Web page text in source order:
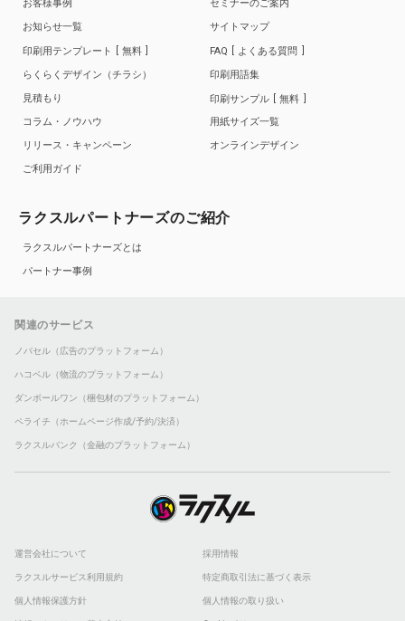
お客様事例
お知らせ一覧
印刷用テンプレート
無料
らくらくデザイン（チラシ）
見積もり
コラム・ノウハウ
リリース・キャンペーン
ご利用ガイド
セミナーのご案内
サイトマップ
FAQ
よくある質問
印刷用語集
印刷サンプル
無料
用紙サイズ一覧
オンラインデザイン
ラクスルパートナーズのご紹介
ラクスルパートナーズとは
パートナー事例
関連のサービス
ノバセル（広告のプラットフォーム）
ハコベル（物流のプラットフォーム）
ダンボールワン（梱包材のプラットフォーム）
ペライチ（ホームページ作成/予約/決済）
ラクスルバンク（金融のプラットフォーム）
運営会社について 採用情報
ラクスルサービス利用規約 特定商取引法に基づく表示
個人情報保護方針 個人情報の取り扱い